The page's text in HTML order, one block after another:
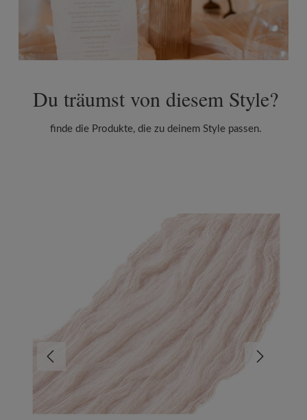
Du träumst von diesem Style?
finde die Produkte, die zu deinem Style passen.